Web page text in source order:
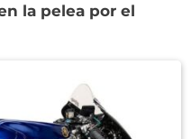
la pelea por el